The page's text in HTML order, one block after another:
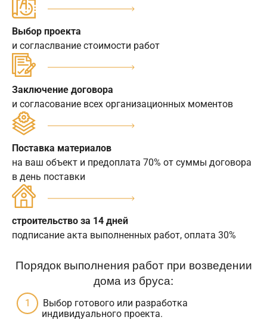
Выбор проекта
и согласлвание стоимости работ
Заключение договора
и согласование всех организационных моментов
Поставка материалов
на ваш объект и предоплата 70% от суммы договора
в день поставки
строительство за 14 дней
подписание акта выполненных работ, оплата 30%
Порядок выполнения работ при возведении
дома из бруса:
Выбор готового или разработка
индивидуального проекта.